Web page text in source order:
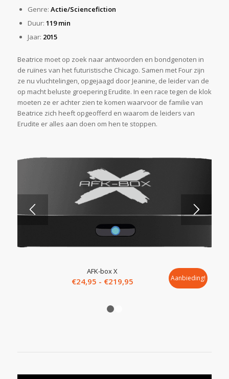
Genre: Actie/Sciencefiction
Duur: 119 min
Jaar: 2015
Beatrice moet op zoek naar antwoorden en bondgenoten in
de ruïnes van het futuristische Chicago. Samen met Four zijn
ze nu vluchtelingen, opgejaagd door Jeanine, de leider van de
op macht beluste groepering Erudite. In een race tegen de klok
moeten ze er achter zien te komen waarvoor de familie van
Beatrice zich heeft opgeofferd en waarom de leiders van
Erudite er alles aan doen om hen te stoppen.
AFK-box X
€24,95 - €219,95Prijsklasse:Aanbieding!